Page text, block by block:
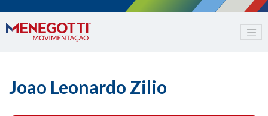
Joao Leonardo Zilio